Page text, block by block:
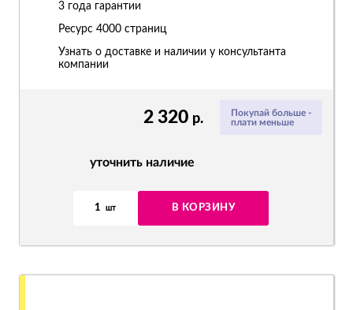
Покупай больше -
плати меньше
2 320 р.
уточнить наличие
1 шт В КОРЗИНУ
3 года гарантии
Ресурс 4000 страниц
Узнать о доставке и наличии у консультанта
компании